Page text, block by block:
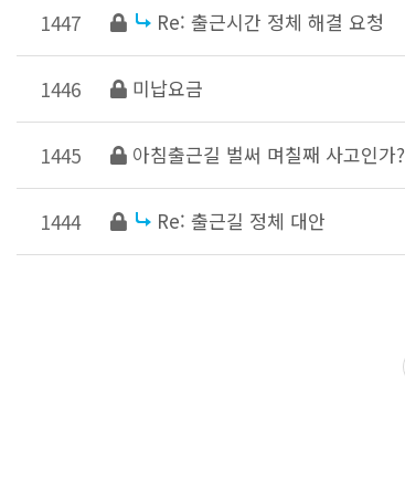
1447 Re: 출근시간 정체 해결 요청
1446 미납요금
1445 아침출근길 벌써 며칠째 사고인가?
1444 Re: 출근길 정체 대안